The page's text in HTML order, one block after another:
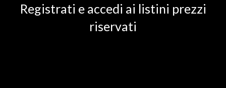
Registrati e accedi ai listini prezzi
riservati